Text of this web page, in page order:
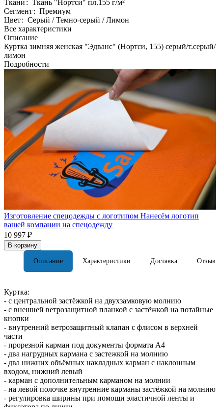
Ткани: Ткань "Нортси" пл.155 г/м²
Сегмент: Премиум
Цвет: Серый / Темно-серый / Лимон
Все характеристики
Описание
Куртка зимняя женская "Эдванс" (Нортси, 155) серый/т.серый/
лимон
Подробности
Изготовление спецодежды с логотипом Нанесём логотип
вашей компании на спецодежду
10 997 ₽
В корзину
Описание Характеристики Доставка Отзывы
Куртка:
- с центральной застёжкой на двухзамковую молнию
- с внешней ветрозащитной планкой с застёжкой на потайные
кнопки
- внутренний ветрозащитный клапан с флисом в верхней
части
- прорезной карман под документы формата А4
- два нагрудных кармана с застежкой на молнию
- два нижних объёмных накладных карман с наклонным
входом, нижний левый
- карман с дополнительным карманом на молнии
- на левой полочке внутренние карманы застёжкой на молнию
- регулировка ширины при помощи эластичной ленты и